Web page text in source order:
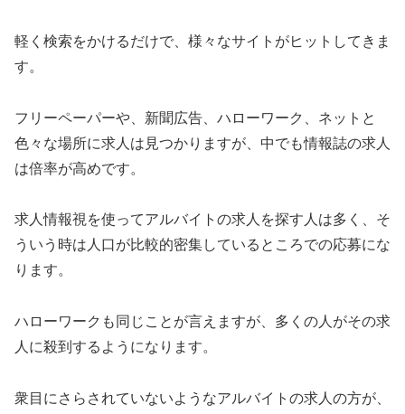
軽く検索をかけるだけで、様々なサイトがヒットしてきま
す。
フリーペーパーや、新聞広告、ハローワーク、ネットと
色々な場所に求人は見つかりますが、中でも情報誌の求人
は倍率が高めです。
求人情報視を使ってアルバイトの求人を探す人は多く、そ
ういう時は人口が比較的密集しているところでの応募にな
ります。
ハローワークも同じことが言えますが、多くの人がその求
人に殺到するようになります。
衆目にさらされていないようなアルバイトの求人の方が、